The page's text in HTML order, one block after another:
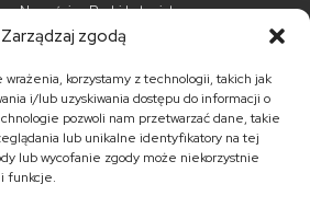
Zarządzaj zgodą
korzystamy z technologii, takich jak
i/lub uzyskiwania dostępu do informacji o
pozwoli nam przetwarzać dane, takie
lub unikalne identyfikatory na tej
lub wycofanie zgody może niekorzystnie
funkcje.
Nowości Barki kolonialne
kolonialne Krzesła kolonialne
Łóżka kolonialne
Półki kolonialne Regały kolonialne
Stoliki nocne